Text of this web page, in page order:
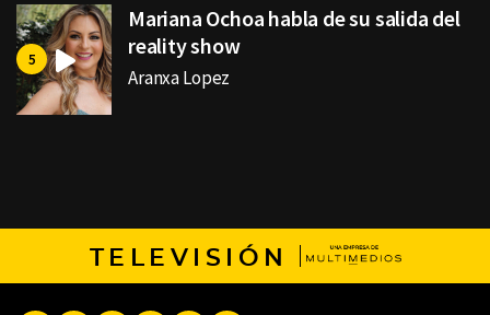
Mariana Ochoa habla de su salida del
reality show
Aranxa Lopez
TELEVISIÓN